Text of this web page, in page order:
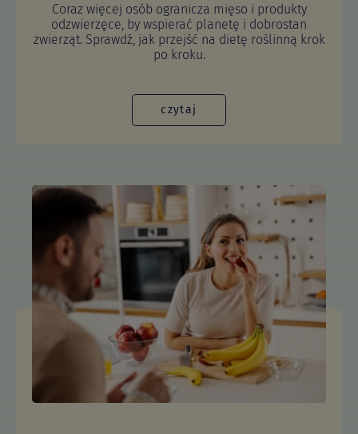
Coraz więcej osób ogranicza mięso i produkty
odzwierzęce, by wspierać planetę i dobrostan
zwierząt. Sprawdź, jak przejść na dietę roślinną krok
po kroku.
czytaj